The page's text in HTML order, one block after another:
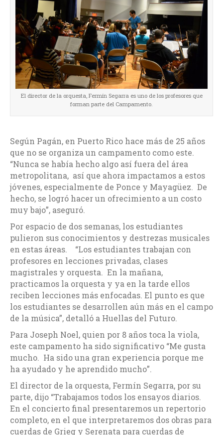
El director de la orquesta, Fermín Segarra es uno de los profesores que
forman parte del Campamento.
Según Pagán, en Puerto Rico hace más de 25 años
que no se organiza un campamento como este.
“Nunca se había hecho algo así fuera del área
metropolitana, así que ahora impactamos a estos
jóvenes, especialmente de Ponce y Mayagüez. De
hecho, se logró hacer un ofrecimiento a un costo
muy bajo”, aseguró.
Por espacio de dos semanas, los estudiantes
pulieron sus conocimientos y destrezas musicales
en estas áreas. “Los estudiantes trabajan con
profesores en lecciones privadas, clases
magistrales y orquesta. En la mañana,
practicamos la orquesta y ya en la tarde ellos
reciben lecciones más enfocadas. El punto es que
los estudiantes se desarrollen aún más en el campo
de la música”, detalló a Huellas del Futuro.
Para Joseph Noel, quien por 8 años toca la viola,
este campamento ha sido significativo “Me gusta
mucho. Ha sido una gran experiencia porque me
ha ayudado y he aprendido mucho”.
El director de la orquesta, Fermín Segarra, por su
parte, dijo “Trabajamos todos los ensayos diarios.
En el concierto final presentaremos un repertorio
completo, en el que interpretaremos dos obras para
cuerdas de Grieg y Serenata para cuerdas de